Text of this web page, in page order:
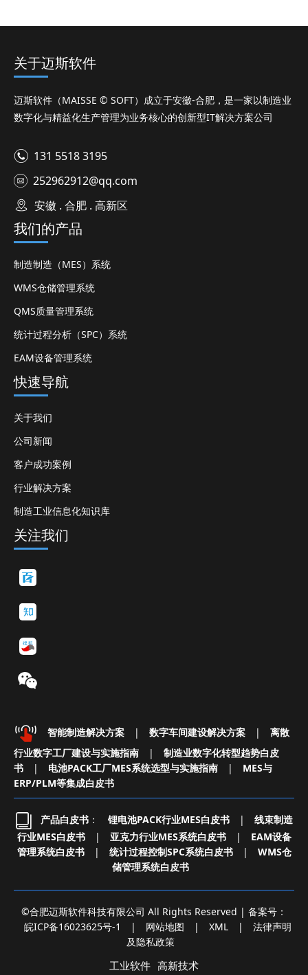
关于迈斯软件
迈斯软件（MAISSE © SOFT）成立于安徽-合肥，是一家以制造业
数字化与精益化生产管理为业务核心的创新型IT解决方案公司
131 5518 3195
252962912@qq.com
安徽 . 合肥 . 高新区
我们的产品
制造制造（MES）系统
WMS仓储管理系统
QMS质量管理系统
统计过程分析（SPC）系统
EAM设备管理系统
快速导航
关于我们
公司新闻
客户成功案例
行业解决方案
制造工业信息化知识库
关注我们
智能制造解决方案 | 数字车间建设解决方案 |
离散
行业数字工厂建设与实施指南
|
制造业数字化转型趋势白皮
书
| 电池PACK工厂MES系统选型与实施指南 |
MES与
ERP/PLM等集成白皮书
产品白皮书 ： 锂电池PACK行业MES白皮书 |
线束制造
行业MES白皮书
| 亚克力行业MES系统白皮书 |
EAM设备
管理系统白皮书
| 统计过程控制SPC系统白皮书 |
WMS仓
储管理系统白皮书
©合肥迈斯软件科技有限公司 All Rights Reserved | 备案号：
皖ICP备16023625号-1
| 网站地图 | XML |
法律声明
及隐私政策
工业软件 高新技术